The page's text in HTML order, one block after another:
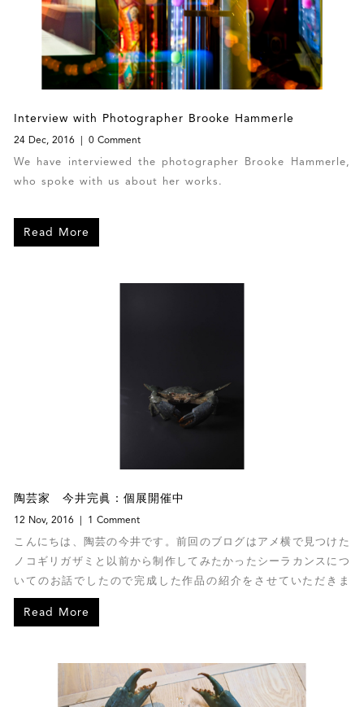
Interview with Photographer Brooke Hammerle
24 Dec, 2016 0 Comment
We have interviewed the photographer Brooke Hammerle,
who spoke with us about her works.
Read More
陶芸家 今井完眞：個展開催中
12 Nov, 2016 1 Comment
こんにちは、陶芸の今井です。前回のブログはアメ横で見つけた
ノコギリガザミと以前から制作してみたかったシーラカンスにつ
いてのお話でしたので完成した作品の紹介をさせていただきま
す。
Read More